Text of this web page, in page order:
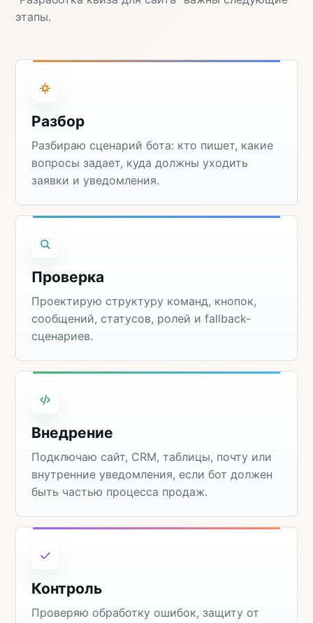
этапы.
Разбор
Разбираю сценарий бота: кто пишет, какие
вопросы задает, куда должны уходить
заявки и уведомления.
Проверка
Проектирую структуру команд, кнопок,
сообщений, статусов, ролей и fallback-
сценариев.
Внедрение
Подключаю сайт, CRM, таблицы, почту или
внутренние уведомления, если бот должен
быть частью процесса продаж.
Контроль
Проверяю обработку ошибок, защиту от